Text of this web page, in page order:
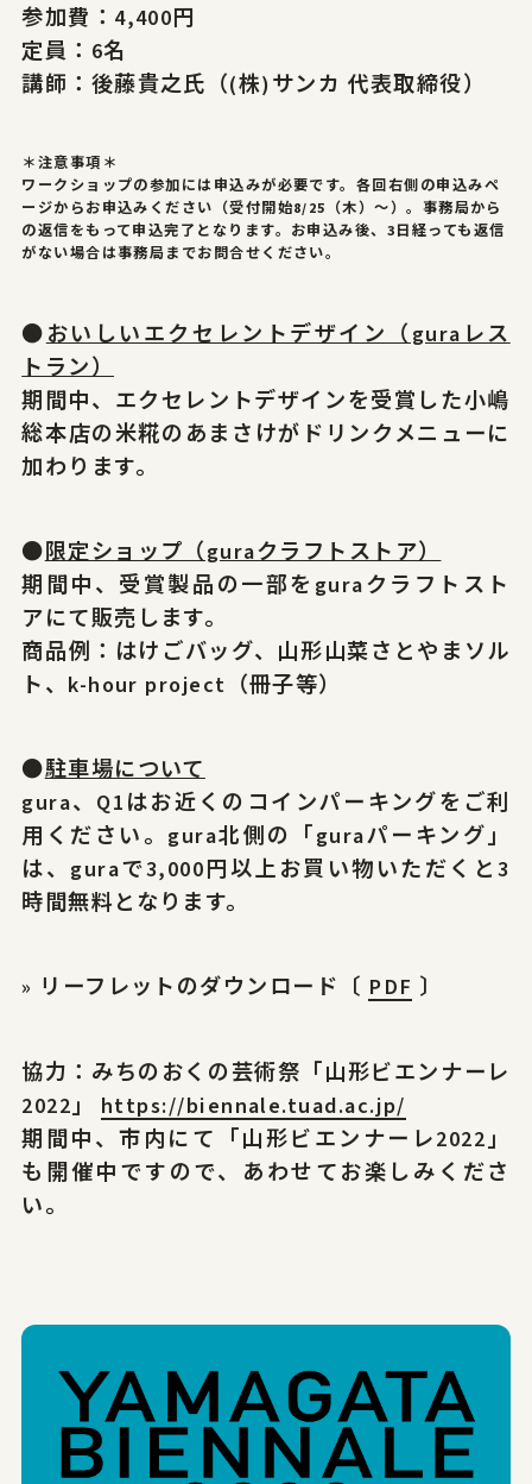
参加費：4,400円
定員：6名
講師：後藤貴之氏（(株)サンカ 代表取締役）
＊注意事項＊
ワークショップの参加には申込みが必要です。各回右側の申込みペ
ージからお申込みください（受付開始8/25（木）～）。事務局から
の返信をもって申込完了となります。お申込み後、3日経っても返信
がない場合は事務局までお問合せください。
●おいしいエクセレントデザイン（guraレス
トラン）
期間中、エクセレントデザインを受賞した小嶋
総本店の米糀のあまさけがドリンクメニューに
加わります。
●限定ショップ（guraクラフトストア）
期間中、受賞製品の一部をguraクラフトスト
アにて販売します。
商品例：はけごバッグ、山形山菜さとやまソル
ト、k-hour project（冊子等）
●駐車場について
gura、Q1はお近くのコインパーキングをご利
用ください。gura北側の「guraパーキング」
は、guraで3,000円以上お買い物いただくと3
時間無料となります。
» リーフレットのダウンロード〔 PDF 〕
協力：みちのおくの芸術祭「山形ビエンナーレ
2022」 https://biennale.tuad.ac.jp/
期間中、市内にて「山形ビエンナーレ2022」
も開催中ですので、あわせてお楽しみくださ
い。